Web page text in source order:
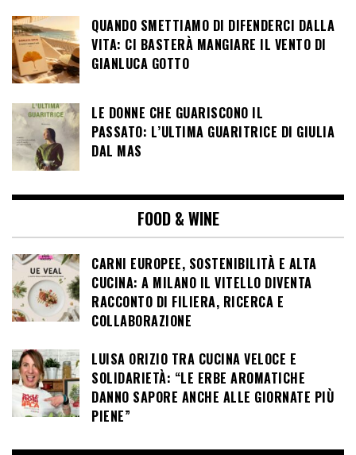
QUANDO SMETTIAMO DI DIFENDERCI DALLA
VITA: CI BASTERÀ MANGIARE IL VENTO DI
GIANLUCA GOTTO
LE DONNE CHE GUARISCONO IL
PASSATO: L’ULTIMA GUARITRICE DI GIULIA
DAL MAS
FOOD & WINE
CARNI EUROPEE, SOSTENIBILITÀ E ALTA
CUCINA: A MILANO IL VITELLO DIVENTA
RACCONTO DI FILIERA, RICERCA E
COLLABORAZIONE
LUISA ORIZIO TRA CUCINA VELOCE E
SOLIDARIETÀ: “LE ERBE AROMATICHE
DANNO SAPORE ANCHE ALLE GIORNATE PIÙ
PIENE”